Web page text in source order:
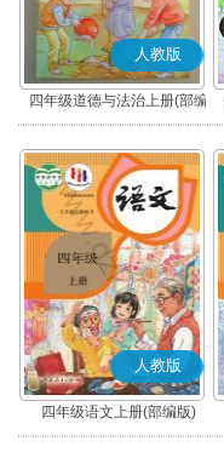
人教版
四年级道德与法治上册(部编
版)
人教版
四年级语文上册(部编版)